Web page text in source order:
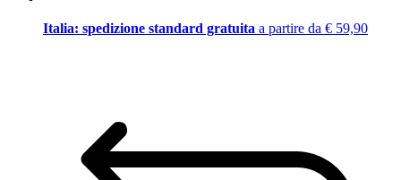
Italia: spedizione standard gratuita a partire da € 59,90